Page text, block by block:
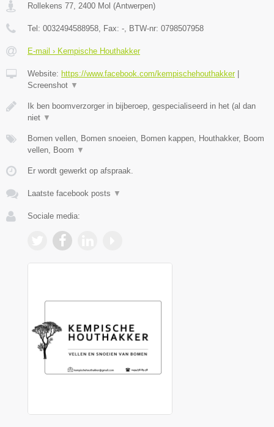
Rollekens 77 2400 Mol (Antwerpen)
Tel: 0032494588958 , Fax: - , BTW-nr: 0798507958
E-mail › Kempische Houthakker
Website: https://www.facebook.com/kempischehouthakker|
Screenshot ▼
Ik ben boomverzorger in bijberoep, gespecialiseerd in het (al dan
niet ▼
Bomen vellen, Bomen snoeien, Bomen kappen, Houthakker, Boom
vellen, Boom ▼
Er wordt gewerkt op afspraak.
Laatste facebook posts ▼
Sociale media: